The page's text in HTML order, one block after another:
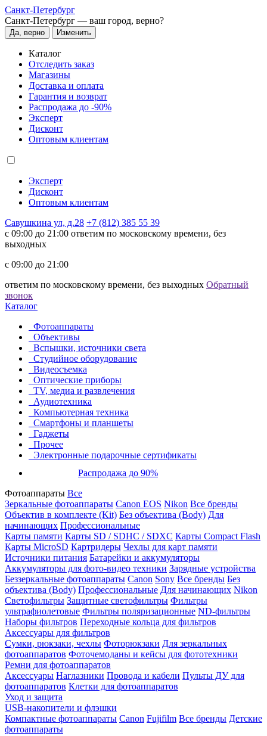
Санкт-Петербург
Санкт-Петербург — ваш город, верно?
Да, верно Изменить
Каталог
Отследить заказ
Магазины
Доставка и оплата
Гарантия и возврат
Распродажа до -90%
Эксперт
Дисконт
Оптовым клиентам
Эксперт
Дисконт
Оптовым клиентам
Савушкина ул, д.28 +7 (812) 385 55 39
c 09:00 до 21:00 ответим по московскому времени, без
выходных
c 09:00 до 21:00
ответим по московскому времени, без выходных Обратный
звонок
Каталог
Фотоаппараты
Объективы
Вспышки, источники света
Студийное оборудование
Видеосъемка
Оптические приборы
TV, медиа и развлечения
Аудиотехника
Компьютерная техника
Смартфоны и планшеты
Гаджеты
Прочее
Электронные подарочные сертификаты
Распродажа до 90%
Фотоаппараты Все
Зеркальные фотоаппараты Canon EOS Nikon Все бренды
Объектив в комплекте (Kit) Без объектива (Body) Для
начинающих Профессиональные
Карты памяти Карты SD / SDHC / SDXC Карты Compact Flash
Карты MicroSD Картридеры Чехлы для карт памяти
Источники питания Батарейки и аккумуляторы
Аккумуляторы для фото-видео техники Зарядные устройства
Беззеркальные фотоаппараты Canon Sony Все бренды Без
объектива (Body) Профессиональные Для начинающих Nikon
Светофильтры Защитные светофильтры Фильтры
ультрафиолетовые Фильтры поляризационные ND-фильтры
Наборы фильтров Переходные кольца для фильтров
Аксессуары для фильтров
Сумки, рюкзаки, чехлы Фоторюкзаки Для зеркальных
фотоаппаратов Фоточемоданы и кейсы для фототехники
Ремни для фотоаппаратов
Аксессуары Наглазники Провода и кабели Пульты ДУ для
фотоаппаратов Клетки для фотоаппаратов
Уход и защита
USB-накопители и флэшки
Компактные фотоаппараты Canon Fujifilm Все бренды Детские
фотоаппараты